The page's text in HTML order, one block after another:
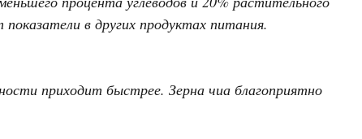
в других продуктах питания.
приходит быстрее. Зерна чиа благоприятно